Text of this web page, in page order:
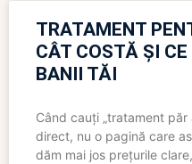
TRATAMENT
CÂT COSTĂ ȘI
BANII TĂI
Când cauți „tratament
direct, nu o pagină care
dăm mai jos prețurile